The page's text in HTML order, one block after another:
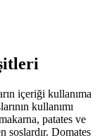
içeriği kullanıma
kullanımı
patates ve
soslardır. Domates